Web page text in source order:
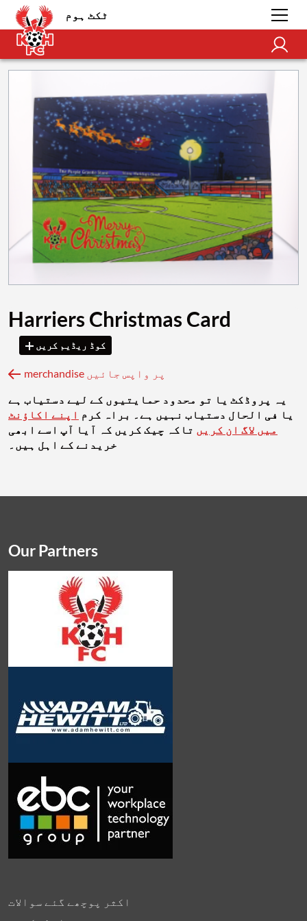
ٹکٹ ہوم
Harriers Christmas Card
کوڈ ریڈیم کریں
merchandise پر واپس جائیں
یہ پروڈکٹ یا تو محدود حمایتیوں کے لیے دستیاب ہے
یا فی الحال دستیاب نہیں ہے۔ براہ کرم اپنے اکاؤنٹ
میں لاگ ان کریں تاکہ چیک کریں کہ آیا آپ اسے ابھی
خریدنے کے اہل ہیں۔
اکثر پوچھے گئے سوالات
Our Partners